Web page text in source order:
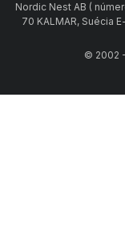
Nordic Nest AB (
70 KALMAR, Suécia
© 2002